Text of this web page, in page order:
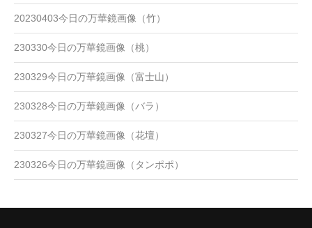
20230403今日の万華鏡画像（竹）
230330今日の万華鏡画像（桃）
230329今日の万華鏡画像（富士山）
230328今日の万華鏡画像（バラ）
230327今日の万華鏡画像（花壇）
230326今日の万華鏡画像（タンポポ）